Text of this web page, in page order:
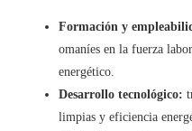
Formación y
omaníes en la fuerza
energético.
Desarrollo tecnológico:
limpias y eficiencia